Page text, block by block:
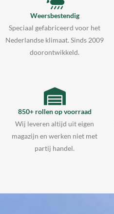
Weersbestendig
Speciaal gefabriceerd voor het
Nederlandse klimaat. Sinds 2009
doorontwikkeld.
850+ rollen op voorraad
Wij leveren altijd uit eigen
magazijn en werken niet met
partij handel.